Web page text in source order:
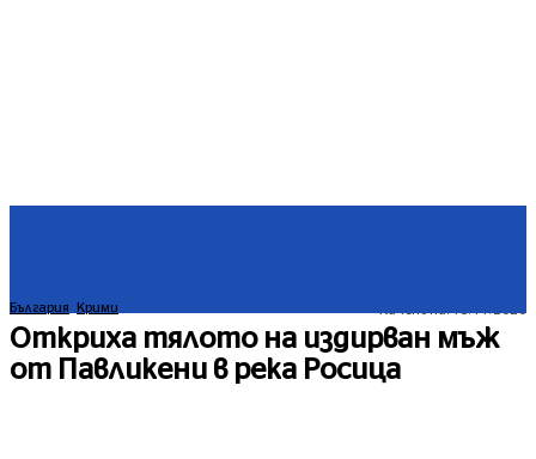
България Крими
Откриха тялото на издирван мъж
от Павликени в река Росица